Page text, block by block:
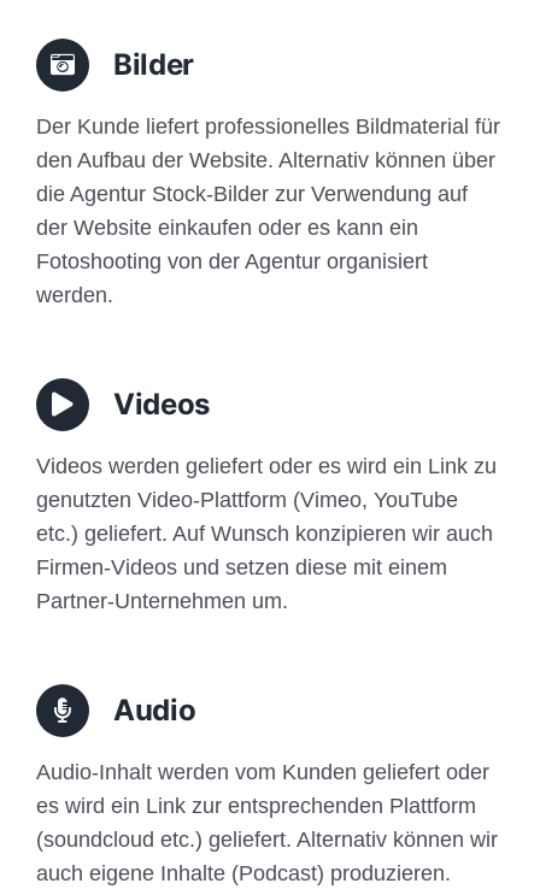
Bilder
Der Kunde liefert professionelles Bildmaterial für
den Aufbau der Website. Alternativ können über
die Agentur Stock-Bilder zur Verwendung auf
der Website einkaufen oder es kann ein
Fotoshooting von der Agentur organisiert
werden.
Videos
Videos werden geliefert oder es wird ein Link zu
genutzten Video-Plattform (Vimeo, YouTube
etc.) geliefert. Auf Wunsch konzipieren wir auch
Firmen-Videos und setzen diese mit einem
Partner-Unternehmen um.
Audio
Audio-Inhalt werden vom Kunden geliefert oder
es wird ein Link zur entsprechenden Plattform
(soundcloud etc.) geliefert. Alternativ können wir
auch eigene Inhalte (Podcast) produzieren.